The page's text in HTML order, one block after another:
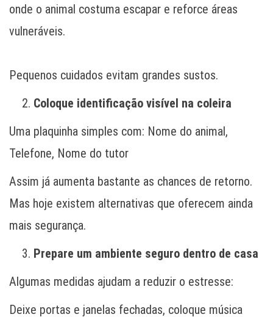
onde o animal costuma escapar e reforce áreas
vulneráveis.
Pequenos cuidados evitam grandes sustos.
Coloque identificação visível na coleira
Uma plaquinha simples com: Nome do animal,
Telefone, Nome do tutor
Assim já aumenta bastante as chances de retorno.
Mas hoje existem alternativas que oferecem ainda
mais segurança.
Prepare um ambiente seguro dentro de casa
Algumas medidas ajudam a reduzir o estresse:
Deixe portas e janelas fechadas, coloque música